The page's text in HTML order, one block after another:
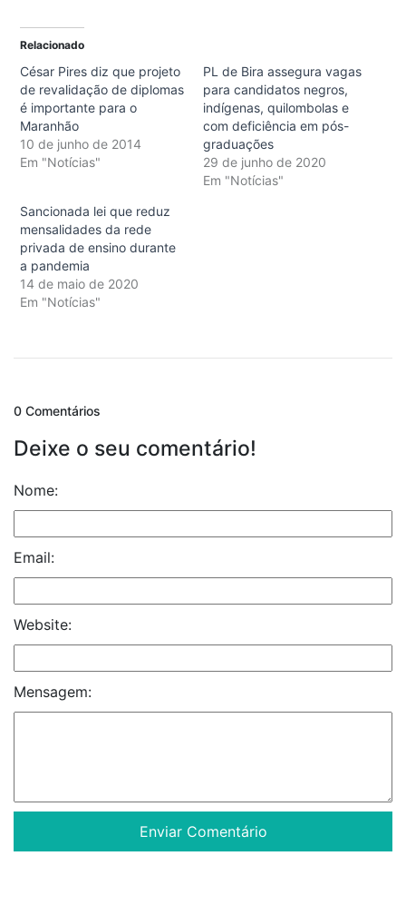
Relacionado
César Pires diz que projeto
de revalidação de diplomas
é importante para o
Maranhão
10 de junho de 2014
Em "Notícias"
PL de Bira assegura vagas
para candidatos negros,
indígenas, quilombolas e
com deficiência em pós-
graduações
29 de junho de 2020
Em "Notícias"
Sancionada lei que reduz
mensalidades da rede
privada de ensino durante
a pandemia
14 de maio de 2020
Em "Notícias"
0 Comentários
Deixe o seu comentário!
Nome:
Email:
Website:
Mensagem: